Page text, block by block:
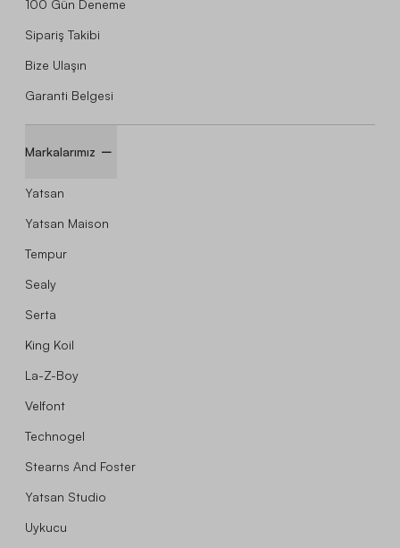
100 Gün Deneme
Sipariş Takibi
Bize Ulaşın
Garanti Belgesi
Markalarımız
Yatsan
Yatsan Maison
Tempur
Sealy
Serta
King Koil
La-Z-Boy
Velfont
Technogel
Stearns And Foster
Yatsan Studio
Uykucu